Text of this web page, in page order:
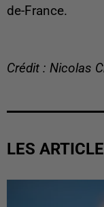
de-France.
Crédit : Nicolas
LES